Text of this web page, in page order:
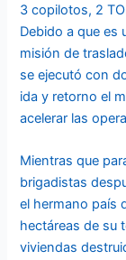
3 copilotos, 2
Debido a que es
misión de
se ejecutó con
ida y retorno el
acelerar las
Mientras que
brigadistas
el hermano país
hectáreas de su
viviendas